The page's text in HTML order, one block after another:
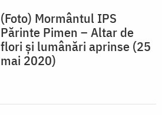
(Foto) Mormântul IPS
Părinte Pimen – Altar de
flori și lumânări aprinse (25
mai 2020)